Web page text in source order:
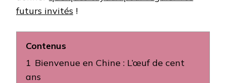
futurs invités !
Contenus
1 Bienvenue en Chine : L’œuf de cent
ans